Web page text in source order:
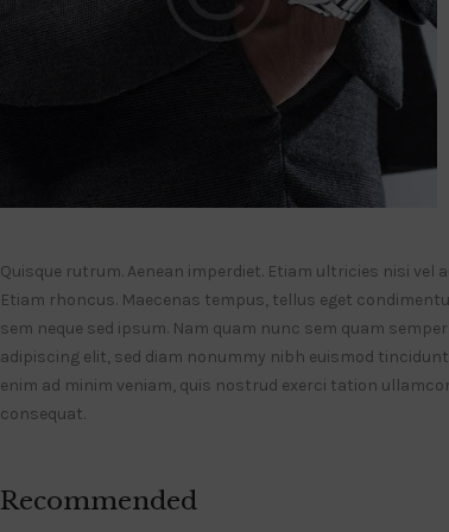
Quisque rutrum. Aenean imperdiet. Etiam ultricies nisi
Etiam rhoncus. Maecenas tempus, tellus eget
sem neque sed ipsum. Nam quam nunc sem quam
adipiscing elit, sed diam nonummy nibh euismod
enim ad minim veniam, quis nostrud exerci tation
consequat.
Recommended